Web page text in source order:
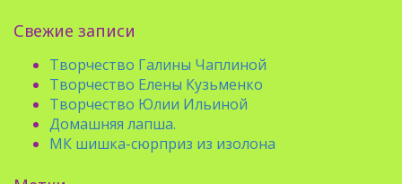
Свежие записи
Творчество Галины Чаплиной
Творчество Елены Кузьменко
Творчество Юлии Ильиной
Домашняя лапша.
МК шишка-сюрприз из изолона